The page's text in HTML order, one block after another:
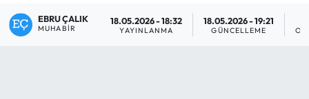
EBRU ÇALIK
MUHABIR
18.05.2026 - 18:32
YAYINLANMA
18.05.2026 - 19:21
GÜNCELLEME
Çorum Son Dakika Haberleri
Son Dakika Haberleri